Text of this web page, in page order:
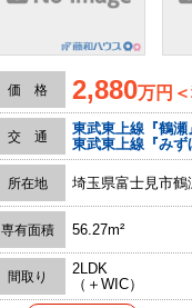
価 格 2,880万円
交 通
東武東上線『鶴瀬
東武東上線『み
所在地 埼玉県富士見市鶴
専有面積 56.27m²
間取り
2LDK
（＋WIC）